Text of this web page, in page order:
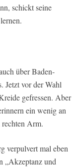
schickt seine
über Baden-
Jetzt vor der Wahl
gefressen. Aber
ein wenig an
rechten Arm.
verpulvert mal eben
„Akzeptanz und